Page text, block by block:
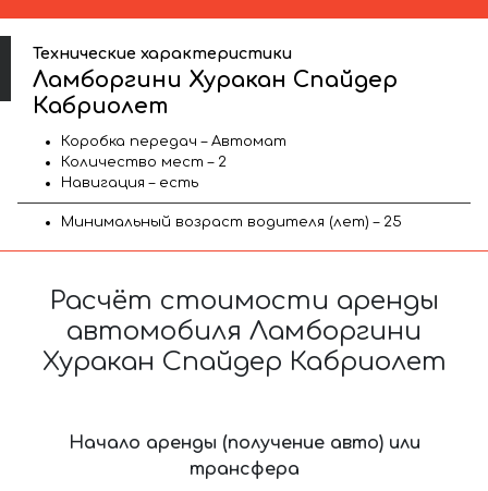
Технические характеристики
Ламборгини Хуракан Спайдер
Кабриолет
Коробка передач – Автомат
Количество мест – 2
Навигация – есть
Минимальный возраст водителя (лет) – 25
Расчёт стоимости аренды
автомобиля Ламборгини
Хуракан Спайдер Кабриолет
Начало аренды (получение авто) или
трансфера